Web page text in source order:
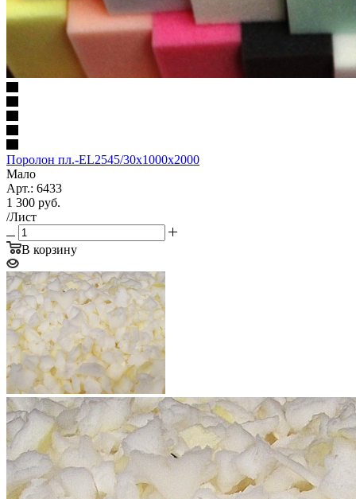
Поролон пл.-EL2545/30х1000х2000
Мало
Арт.: 6433
1 300 руб.
/Лист
В корзину